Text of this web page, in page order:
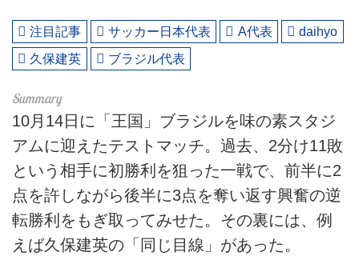
注目記事 サッカー日本代表 A代表
daihyo
久保建英
ブラジル代表
10月14日に「王国」ブラジルを味の素スタジ
アムに迎えたテストマッチ。過去、2分け11敗
という相手に初勝利を狙った一戦で、前半に2
点を許しながら後半に3点を奪い返す興奮の逆
転勝利をもぎ取ってみせた。その裏には、例
えば久保建英の「同じ目線」があった。